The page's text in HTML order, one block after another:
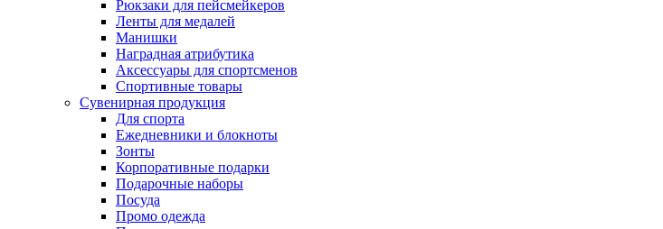
Рюкзаки для пейсмейкеров
Ленты для медалей
Манишки
Наградная атрибутика
Аксессуары для спортсменов
Спортивные товары
Сувенирная продукция
Для спорта
Ежедневники и блокноты
Зонты
Корпоративные подарки
Подарочные наборы
Посуда
Промо одежда